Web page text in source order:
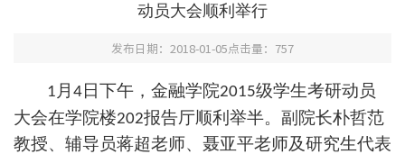
动员大会顺利举行
发布日期：2018-01-05点击量： 757
1 月 4 日下午，金融学院2015级学生考研动员
大会在学院楼202报告厅顺利举半。副院长朴哲范
教授、辅导员蒋超老师、聂亚平老师及研究生代表